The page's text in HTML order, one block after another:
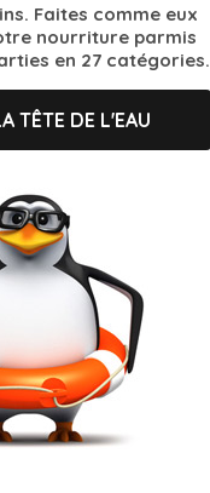
Faites comme eux
nourriture parmis
en 27 catégories.
TÊTE DE L'EAU